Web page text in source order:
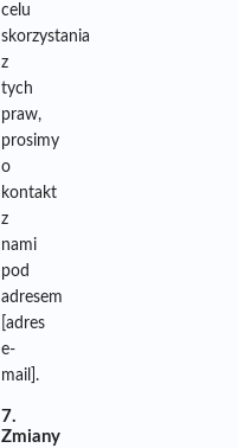
celu
skorzystania
z
tych
praw,
prosimy
o
kontakt
z
nami
pod
adresem
[adres
e-
mail].
7.
Zmiany